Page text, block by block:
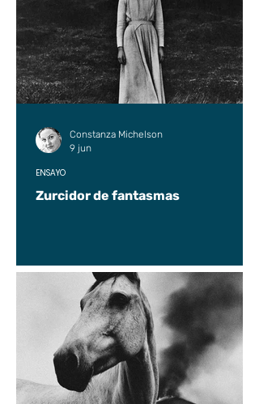
Zurcidor de fantasmas
ENSAYO
Constanza Michelson
9 jun